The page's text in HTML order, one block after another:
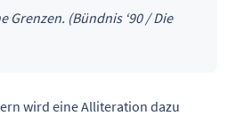
Grenzen. (Bündnis ‘90 / Die
wird eine Alliteration dazu